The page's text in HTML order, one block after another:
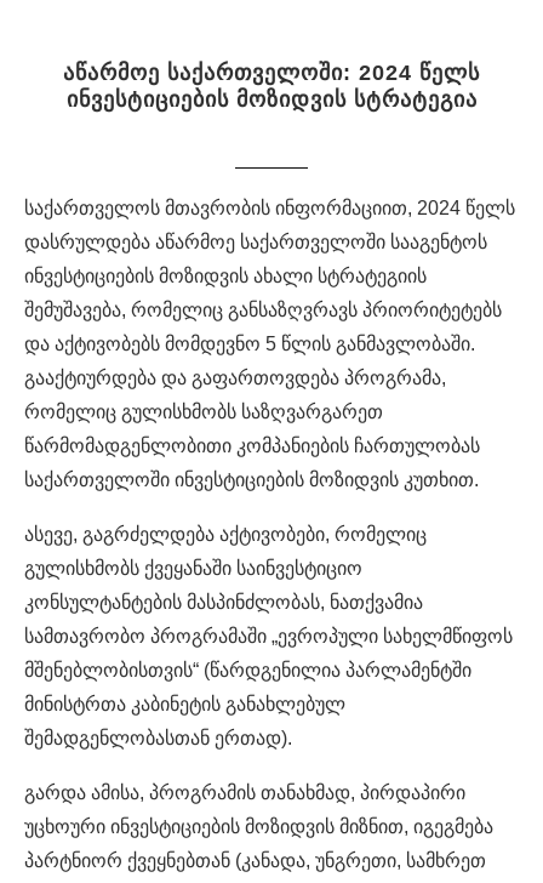
აწარმოე საქართველოში: 2024 წელს
ინვესტიციების მოზიდვის სტრატეგია
საქართველოს მთავრობის ინფორმაციით, 2024 წელს
დასრულდება აწარმოე საქართველოში სააგენტოს
ინვესტიციების მოზიდვის ახალი სტრატეგიის
შემუშავება, რომელიც განსაზღვრავს პრიორიტეტებს
და აქტივობებს მომდევნო 5 წლის განმავლობაში.
გააქტიურდება და გაფართოვდება პროგრამა,
რომელიც გულისხმობს საზღვარგარეთ
წარმომადგენლობითი კომპანიების ჩართულობას
საქართველოში ინვესტიციების მოზიდვის კუთხით.
ასევე, გაგრძელდება აქტივობები, რომელიც
გულისხმობს ქვეყანაში საინვესტიციო
კონსულტანტების მასპინძლობას, ნათქვამია
სამთავრობო პროგრამაში „ევროპული სახელმწიფოს
მშენებლობისთვის“ (წარდგენილია პარლამენტში
მინისტრთა კაბინეტის განახლებულ
შემადგენლობასთან ერთად).
გარდა ამისა, პროგრამის თანახმად, პირდაპირი
უცხოური ინვესტიციების მოზიდვის მიზნით, იგეგმება
პარტნიორ ქვეყნებთან (კანადა, უნგრეთი, სამხრეთ